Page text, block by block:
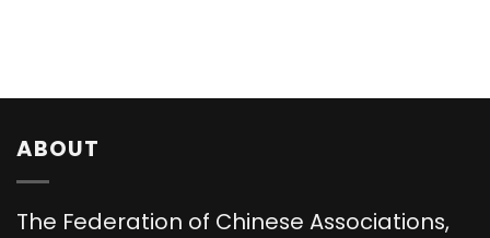
ABOUT
The Federation of Chinese Associations,